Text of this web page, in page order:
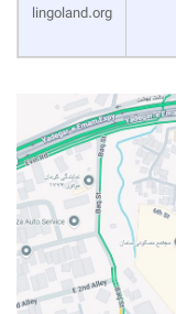
lingoland.org